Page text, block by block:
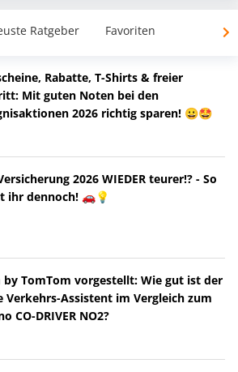
Ratgeber Favoriten
Rabatte, T-Shirts & freier
Mit guten Noten bei den
2026 richtig sparen! 😀🤩
2026 WIEDER teurer!? - So
ihr dennoch! 🚗💡
by TomTom vorgestellt: Wie gut ist der
Verkehrs-Assistent im Vergleich zum
CO-DRIVER NO2?